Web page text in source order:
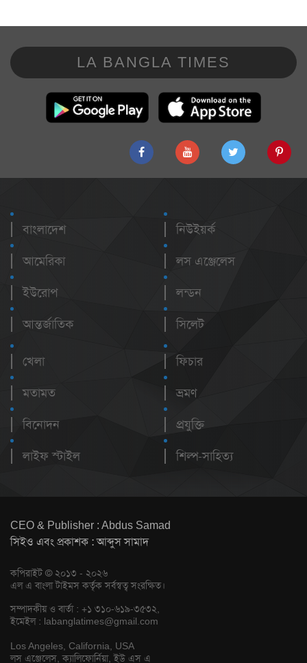
LA BANGLA TIMES
বাংলাদেশ
আমেরিকা
ইউরোপ
আন্তর্জাতিক
নিউইয়র্ক
লস এঞ্জেলেস
লন্ডন
সিলেট
খেলা
মতামত
বিনোদন
লাইফ স্টাইল
ফিচার
ভ্রমণ
প্রযুক্তি
শিল্প-সাহিত্য
CEO & Publisher : Abdus Samad
সিইও এবং প্রকাশক : আব্দুস সামাদ
কপিরাইট © ২০১৩ - ২০২৬
এল এ বাংলা টাইমস কর্তৃক সর্বস্বত্ব সংরক্ষিত।
সম্পাদকীয় ও বার্তা : +১ ৩১০-৬১৯-৩৫৩২,
ইমেইল : labanglatimes@gmail.com
Los Angeles, California, USA
লস এঞ্জেলেস, ক্যালিফোর্নিয়া, ইউ এস এ